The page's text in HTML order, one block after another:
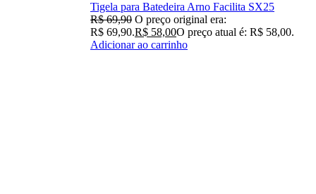
Tigela para Batedeira Arno Facilita SX25
R$69,90 O preço original era:
R$ 69,90.R$ 58,00O preço atual é: R$ 58,00.
Adicionar ao carrinho